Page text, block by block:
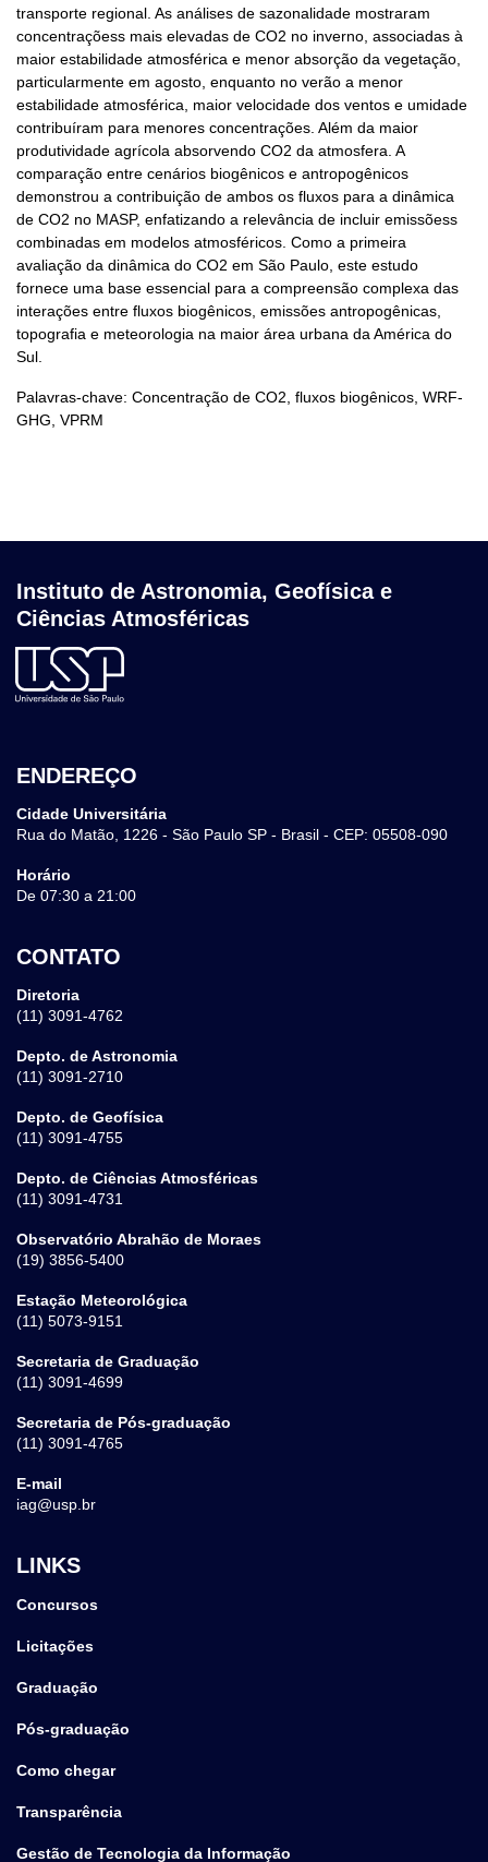
transporte regional. As análises de sazonalidade mostraram
concentraçõess mais elevadas de CO2 no inverno, associadas à
maior estabilidade atmosférica e menor absorção da vegetação,
particularmente em agosto, enquanto no verão a menor
estabilidade atmosférica, maior velocidade dos ventos e umidade
contribuíram para menores concentrações. Além da maior
produtividade agrícola absorvendo CO2 da atmosfera. A
comparação entre cenários biogênicos e antropogênicos
demonstrou a contribuição de ambos os fluxos para a dinâmica
de CO2 no MASP, enfatizando a relevância de incluir emissõess
combinadas em modelos atmosféricos. Como a primeira
avaliação da dinâmica do CO2 em São Paulo, este estudo
fornece uma base essencial para a compreensão complexa das
interações entre fluxos biogênicos, emissões antropogênicas,
topografia e meteorologia na maior área urbana da América do
Sul.
Palavras-chave: Concentração de CO2, fluxos biogênicos, WRF-
GHG, VPRM
Instituto de Astronomia, Geofísica e
Ciências Atmosféricas
ENDEREÇO
Cidade Universitária
Rua do Matão, 1226 - São Paulo SP - Brasil - CEP: 05508-090
Horário
De 07:30 a 21:00
CONTATO
Diretoria
(11) 3091-4762
Depto. de Astronomia
(11) 3091-2710
Depto. de Geofísica
(11) 3091-4755
Depto. de Ciências Atmosféricas
(11) 3091-4731
Observatório Abrahão de Moraes
(19) 3856-5400
Estação Meteorológica
(11) 5073-9151
Secretaria de Graduação
(11) 3091-4699
Secretaria de Pós-graduação
(11) 3091-4765
E-mail
iag@usp.br
LINKS
Concursos
Licitações
Graduação
Pós-graduação
Como chegar
Transparência
Gestão de Tecnologia da Informação